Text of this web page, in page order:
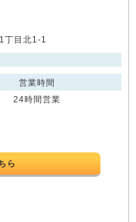
丁目北1-1
営業時間
24時間営業
ら